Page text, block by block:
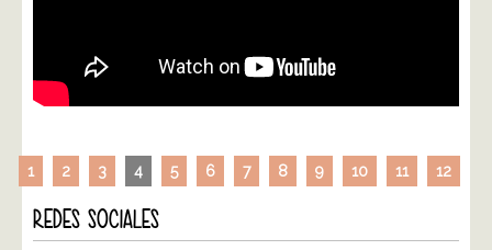
1 2 3 4 5 6 7 8 9 10 11 12
REDES SOCIALES